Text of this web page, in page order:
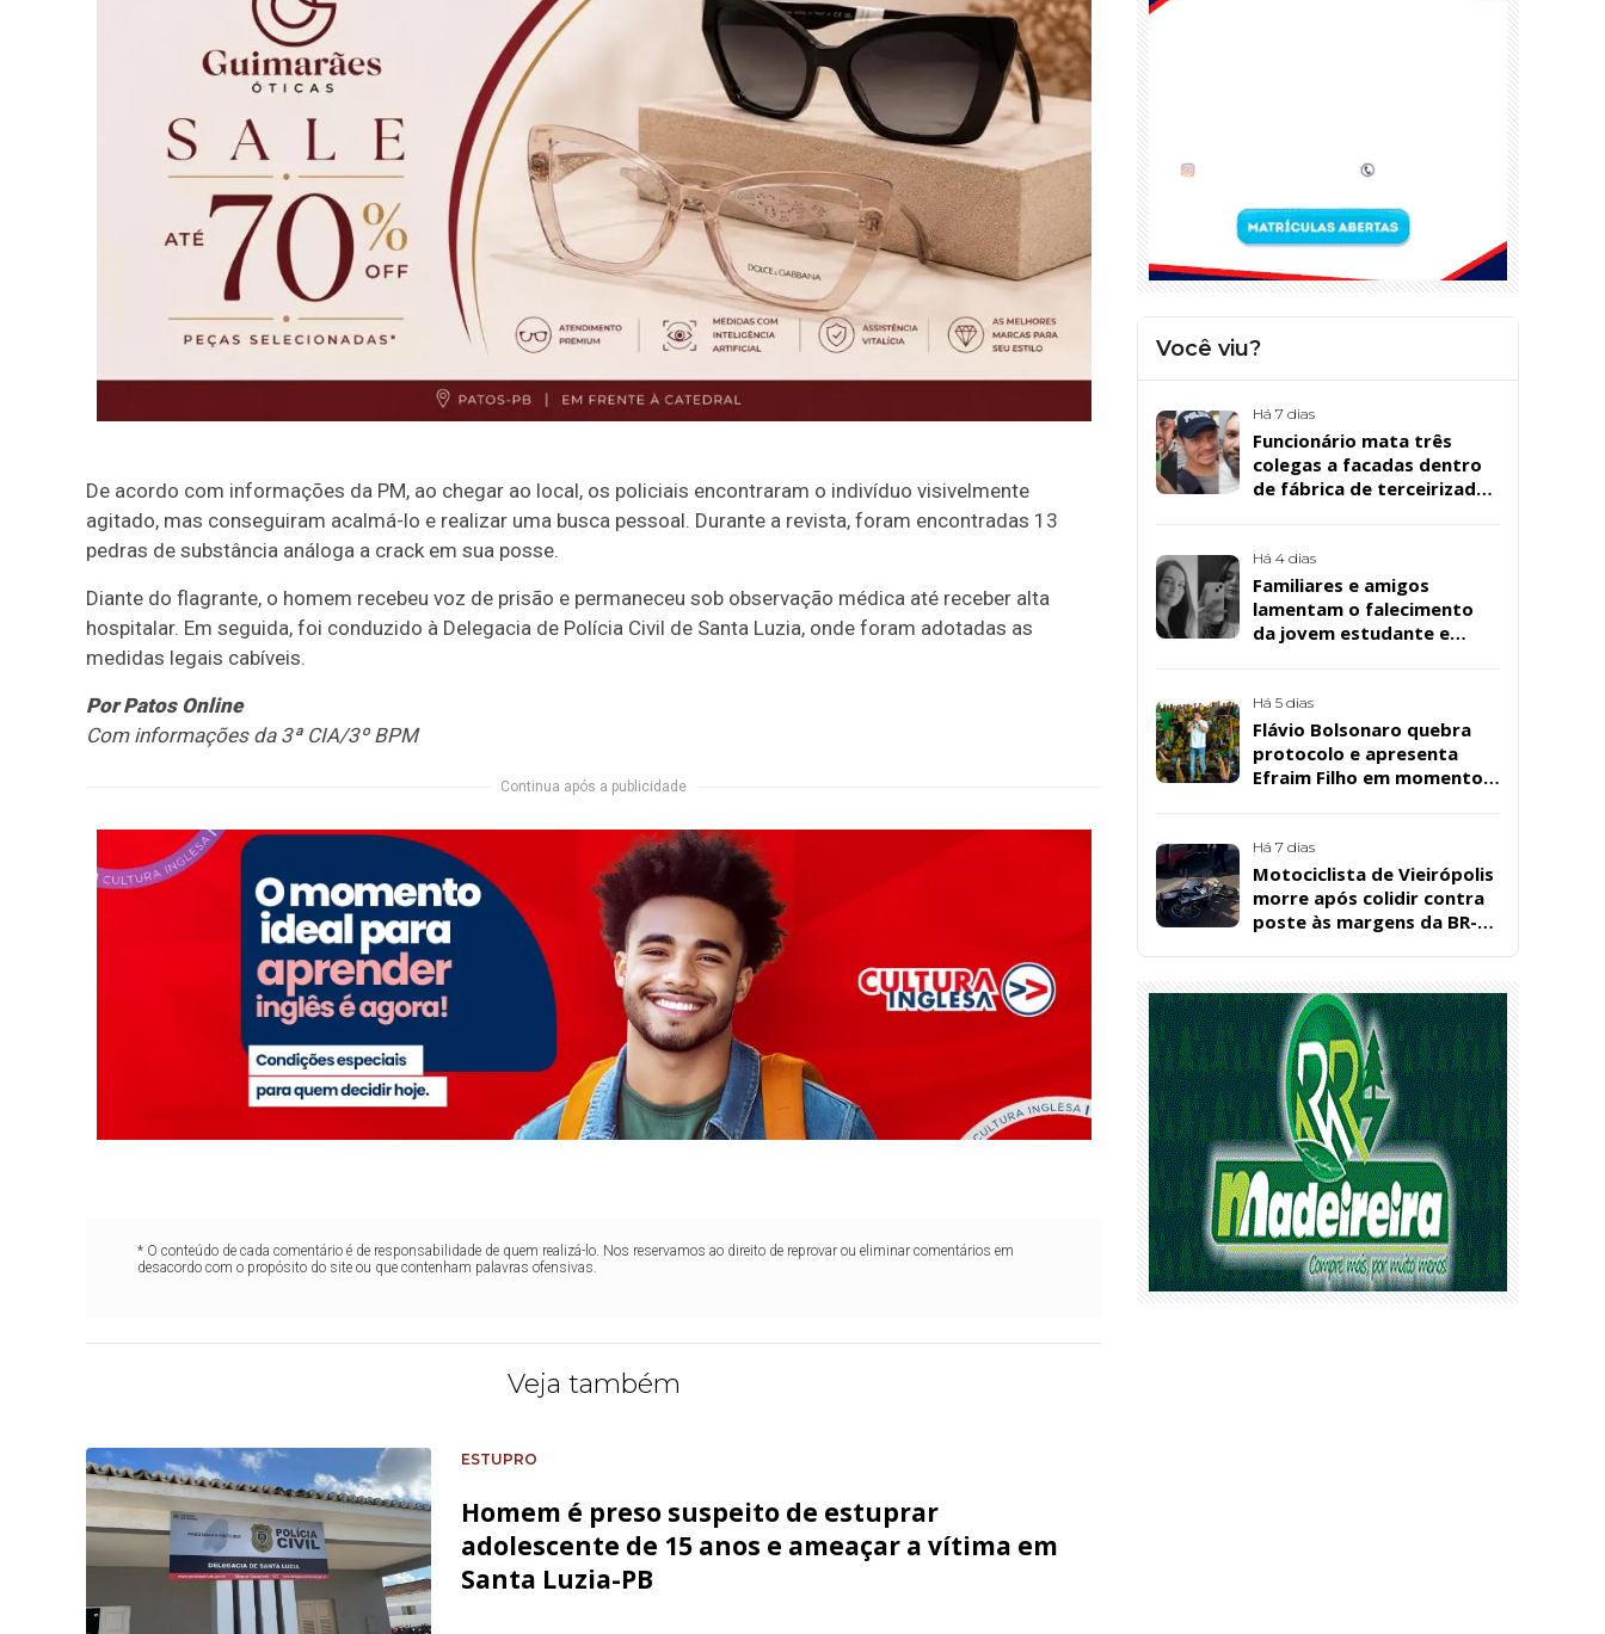
De acordo com informações da PM, ao chegar ao local, os policiais encontraram o indivíduo visivelmente
agitado, mas conseguiram acalmá-lo e realizar uma busca pessoal. Durante a revista, foram encontradas 13
pedras de substância análoga a crack em sua posse.
Diante do flagrante, o homem recebeu voz de prisão e permaneceu sob observação médica até receber alta
hospitalar. Em seguida, foi conduzido à Delegacia de Polícia Civil de Santa Luzia, onde foram adotadas as
medidas legais cabíveis.
Por Patos Online
Com informações da 3ª CIA/3º BPM
Continua após a publicidade
* O conteúdo de cada comentário é de responsabilidade de quem realizá-lo. Nos reservamos ao direito de reprovar ou eliminar comentários em
desacordo com o propósito do site ou que contenham palavras ofensivas.
Veja também
ESTUPRO
Homem é preso suspeito de estuprar
adolescente de 15 anos e ameaçar a vítima em
Santa Luzia-PB
Você viu?
Há 7 dias
Funcionário mata três
colegas a facadas dentro
de fábrica de terceirizada
Há 4 dias
Familiares e amigos
lamentam o falecimento
da jovem estudante e
Santos, em Patos
Há 5 dias
Flávio Bolsonaro quebra
protocolo e apresenta
Efraim Filho em momento
Há 7 dias
Motociclista de Vieirópolis
morre após colidir contra
poste às margens da BR-